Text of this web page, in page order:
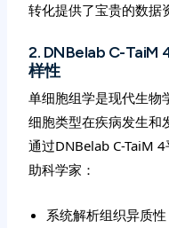
转化提供了宝贵的数据
2. DNBelab C-TaiM
样性
单细胞组学是现代生物
细胞类型在疾病发生和
通过DNBelab C-TaiM
助科学家：
系统解析组织异质性